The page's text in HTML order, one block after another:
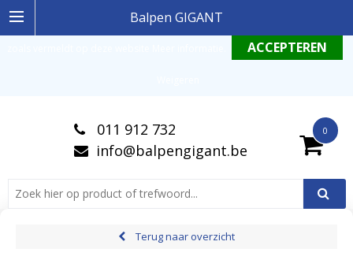
Balpen GIGANT
0
011 912 732
info@balpengigant.be
Terug naar overzicht
Ingelogde gebruiker stemt in met de geldende omgang productinformatie